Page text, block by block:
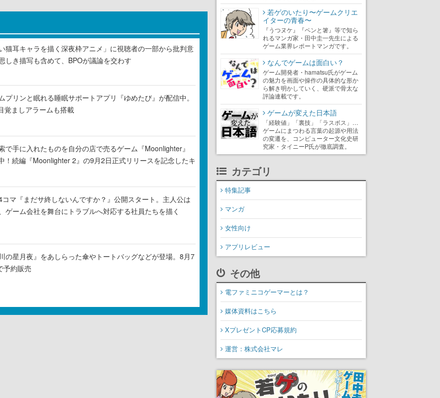
猫耳キャラを描く深夜枠アニメ」に視聴者の一部から批判意
しき描写も含めて、BPOが議論を交わす
プリンと眠れる睡眠サポートアプリ『ゆめたび』が配信中。
覚ましアラームも搭載
で手に入れたものを自分の店で売るゲーム『Moonlighter』
！続編『Moonlighter 2』の9月2日正式リリースを記念したキ
マ『まだサ終しないんですか？』公開スタート。主人公は
ゲーム会社を舞台にトラブルへ対応する社員たちを描く
の星月夜』をあしらった傘やトートバッグなどが登場。8月7
予約販売
若ゲのいたり〜ゲームクリエ
イターの青春〜
『うつヌケ』『ペンと箸』等で知ら
れるマンガ家・田中圭一先生による
ゲーム業界レポートマンガです。
なんでゲームは面白い？
ゲーム開発者・hamatsu氏がゲーム
の魅力を画面や操作の具体的な形か
ら解き明かしていく、硬派で骨太な
評論連載です。
ゲームが変えた日本語
「経験値」「裏技」「ラスボス」…
ゲームにまつわる言葉の起源や用法
の変遷を、コンピューター文化史研
究家・タイニーP氏が徹底調査。
カテゴリ
特集記事
マンガ
女性向け
アプリレビュー
その他
電ファミニコゲーマーとは？
媒体資料はこちら
XプレゼントCP応募規約
運営：株式会社マレ